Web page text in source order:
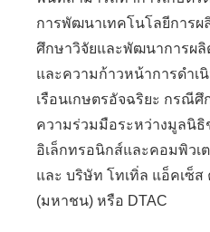
การพัฒนาเทคโนโลยีการผ
ศึกษาวิจัยและพัฒนาการผ
และความก้าวหน้าการดำเ
เรือนเกษตรอัจฉริยะ กรณีศึ
ความร่วมมือระหว่างมูลนิ
อิเล็กทรอนิกส์และคอมพิวเ
และ บริษัท โทเทิ่ล แอ็คเซ็
(มหาชน) หรือ DTAC